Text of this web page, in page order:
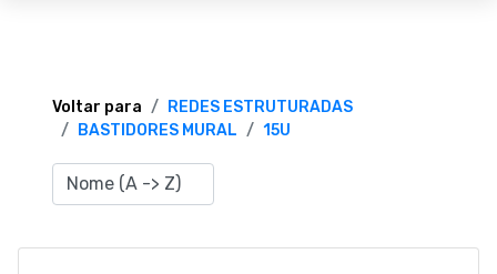
TERMOS E CONDIÇÕES
Voltar para
REDES ESTRUTURADAS
BASTIDORES MURAL
15U